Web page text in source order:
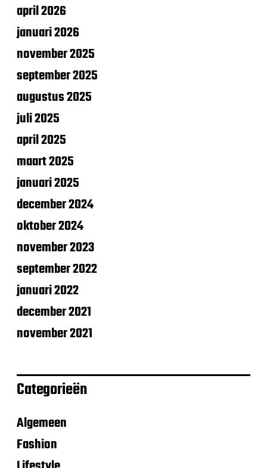
april 2026
januari 2026
november 2025
september 2025
augustus 2025
juli 2025
april 2025
maart 2025
januari 2025
december 2024
oktober 2024
november 2023
september 2022
januari 2022
december 2021
november 2021
Categorieën
Algemeen
Fashion